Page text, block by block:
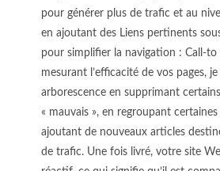
pour générer plus de trafic et au
en ajoutant des Liens pertinents
pour simplifier la navigation : Call-to
mesurant l’efficacité de vos pages,
arborescence en supprimant
« mauvais », en regroupant certaines
ajoutant de nouveaux articles
de trafic. Une fois livré, votre site